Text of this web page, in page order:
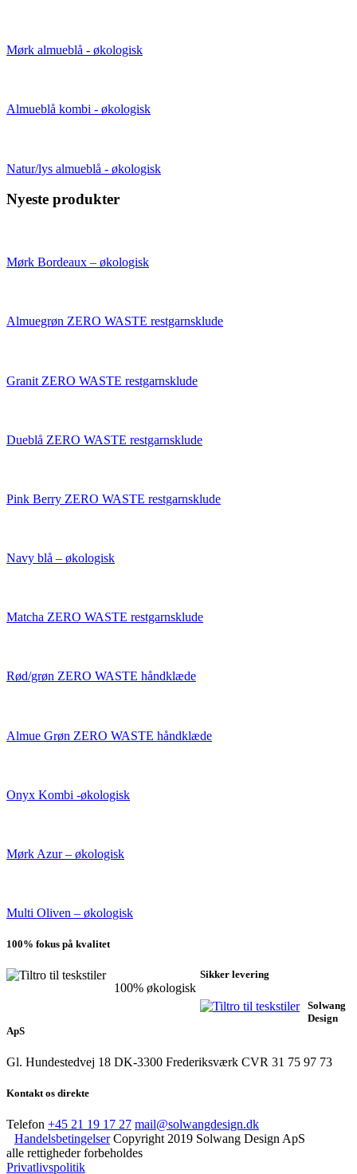
Mørk almueblå - økologisk
Almueblå kombi - økologisk
Natur/lys almueblå - økologisk
Nyeste produkter
Mørk Bordeaux – økologisk
Almuegrøn ZERO WASTE restgarnsklude
Granit ZERO WASTE restgarnsklude
Dueblå ZERO WASTE restgarnsklude
Pink Berry ZERO WASTE restgarnsklude
Navy blå – økologisk
Matcha ZERO WASTE restgarnsklude
Rød/grøn ZERO WASTE håndklæde
Almue Grøn ZERO WASTE håndklæde
Onyx Kombi -økologisk
Mørk Azur – økologisk
Multi Oliven – økologisk
100% fokus på kvalitet
100% økologisk
Sikker levering
Solwang
Design
ApS
Gl. Hundestedvej 18 DK-3300 Frederiksværk CVR 31 75 97 73
Kontakt os direkte
Telefon +45 21 19 17 27 mail@solwangdesign.dk
Handelsbetingelser Copyright 2019 Solwang Design ApS
alle rettigheder forbeholdes
Privatlivspolitik